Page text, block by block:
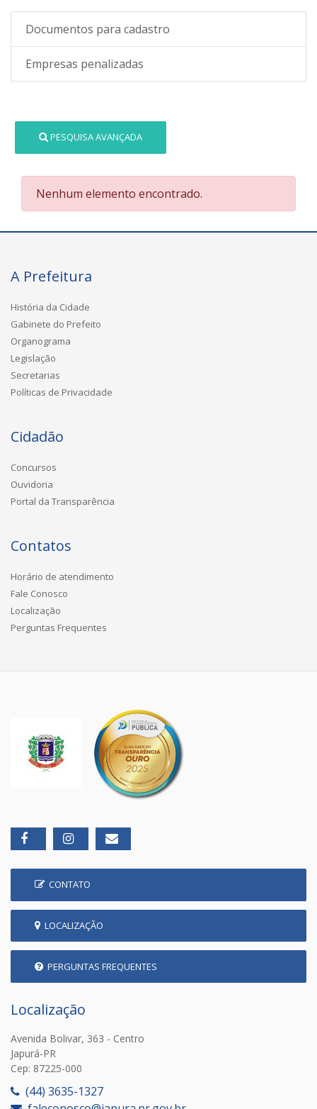
Documentos para cadastro
Empresas penalizadas
PESQUISA AVANÇADA
Nenhum elemento encontrado.
A Prefeitura
História da Cidade
Gabinete do Prefeito
Organograma
Legislação
Secretarias
Políticas de Privacidade
Cidadão
Concursos
Ouvidoria
Portal da Transparência
Contatos
Horário de atendimento
Fale Conosco
Localização
Perguntas Frequentes
CONTATO
LOCALIZAÇÃO
PERGUNTAS FREQUENTES
Localização
Avenida Bolivar, 363 - Centro
Japurá-PR
Cep: 87225-000
(44) 3635-1327